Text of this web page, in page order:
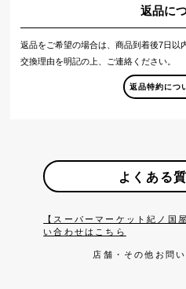
返品に
返品をご希望の場合は、商品到着後7日以
交換理由を明記の上、ご連絡ください。
返品特約につ
よくある
【スーパーマーケット紀ノ国
い合わせはこちら
店舗・その他お問